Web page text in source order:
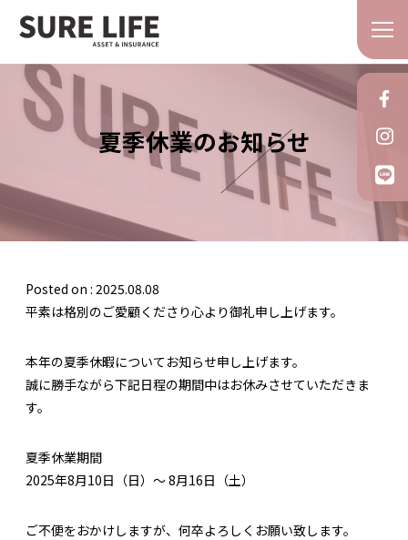
夏季休業のお知らせ
Posted on : 2025.08.08
平素は格別のご愛顧くださり心より御礼申し上げます。
本年の夏季休暇についてお知らせ申し上げます。
誠に勝手ながら下記日程の期間中はお休みさせていただきま
す。
夏季休業期間
2025年8月10日（日）～ 8月16日（土）
ご不便をおかけしますが、何卒よろしくお願い致します。